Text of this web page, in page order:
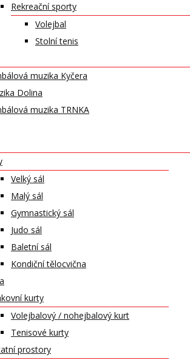
Rekreační sporty
Volejbal
Stolní tenis
muzika Kyčera
Dolina
muzika TRNKA
Velký sál
Malý sál
Gymnastický sál
Judo sál
Baletní sál
Kondiční tělocvična
kurty
Volejbalový / nohejbalový kurt
Tenisové kurty
prostory